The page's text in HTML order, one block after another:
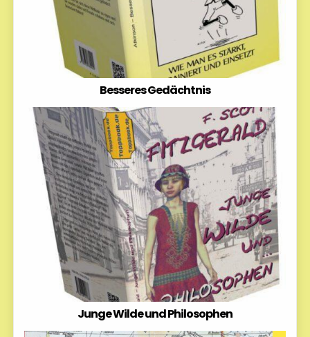
Besseres Gedächtnis
Junge Wilde und Philosophen